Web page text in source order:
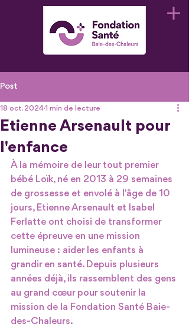
Post
Etienne Arsenault pour
l'enfance
18 oct. 20241 min de lecture
À la mémoire de leur tout premier
bébé Loïk, né en 2013 à 29 semaines
de grossesse et envolé à l'âge de 10
jours, Etienne Arsenault et Isabel
Ferlatte ont choisi de transformer
cette épreuve en une mission
lumineuse : aider les enfants à
grandir en santé. Depuis plusieurs
années déjà, ils rassemblent des gens
au grand cœur pour soutenir la
mission de la Fondation Santé Baie-
des-Chaleurs.